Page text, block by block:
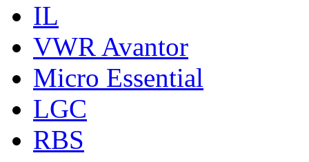
IL
VWR Avantor
Micro Essential
LGC
RBS